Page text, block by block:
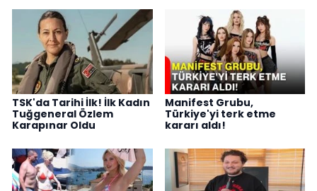
TSK'da Tarihi İlk! İlk Kadın
Tuğgeneral Özlem
Karapınar Oldu
Manifest Grubu,
Türkiye'yi terk etme
kararı aldı!